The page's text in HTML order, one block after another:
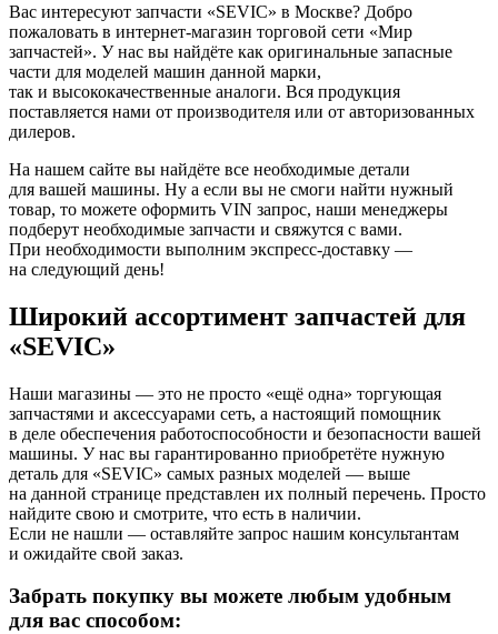
Вас интересуют запчасти «SEVIC» в Москве? Добро
пожаловать в интернет-магазин торговой сети «Мир
запчастей». У нас вы найдёте как оригинальные запасные
части для моделей машин данной марки,
так и высококачественные аналоги. Вся продукция
поставляется нами от производителя или от авторизованных
дилеров.
На нашем сайте вы найдёте все необходимые детали
для вашей машины. Ну а если вы не смоги найти нужный
товар, то можете оформить VIN запрос, наши менеджеры
подберут необходимые запчасти и свяжутся с вами.
При необходимости выполним экспресс-доставку —
на следующий день!
Широкий ассортимент запчастей для
«SEVIC»
Наши магазины — это не просто «ещё одна» торгующая
запчастями и аксессуарами сеть, а настоящий помощник
в деле обеспечения работоспособности и безопасности вашей
машины. У нас вы гарантированно приобретёте нужную
деталь для «SEVIC» самых разных моделей — выше
на данной странице представлен их полный перечень. Просто
найдите свою и смотрите, что есть в наличии.
Если не нашли — оставляйте запрос нашим консультантам
и ожидайте свой заказ.
Забрать покупку вы можете любым удобным
для вас способом: